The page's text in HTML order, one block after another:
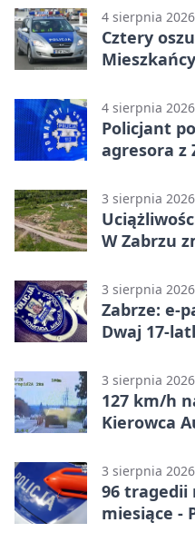
4 sierpnia 2026
Cztery
4 sierpnia 2026
Policjant
agresora z
3 sierpnia 2026
W Zabrzu
3 sierpnia 2026
Zabrze: e-
Dwaj 17-
3 sierpnia 2026
127 km/h
Kierowca
3 sierpnia 2026
96 tragedii
miesiące -